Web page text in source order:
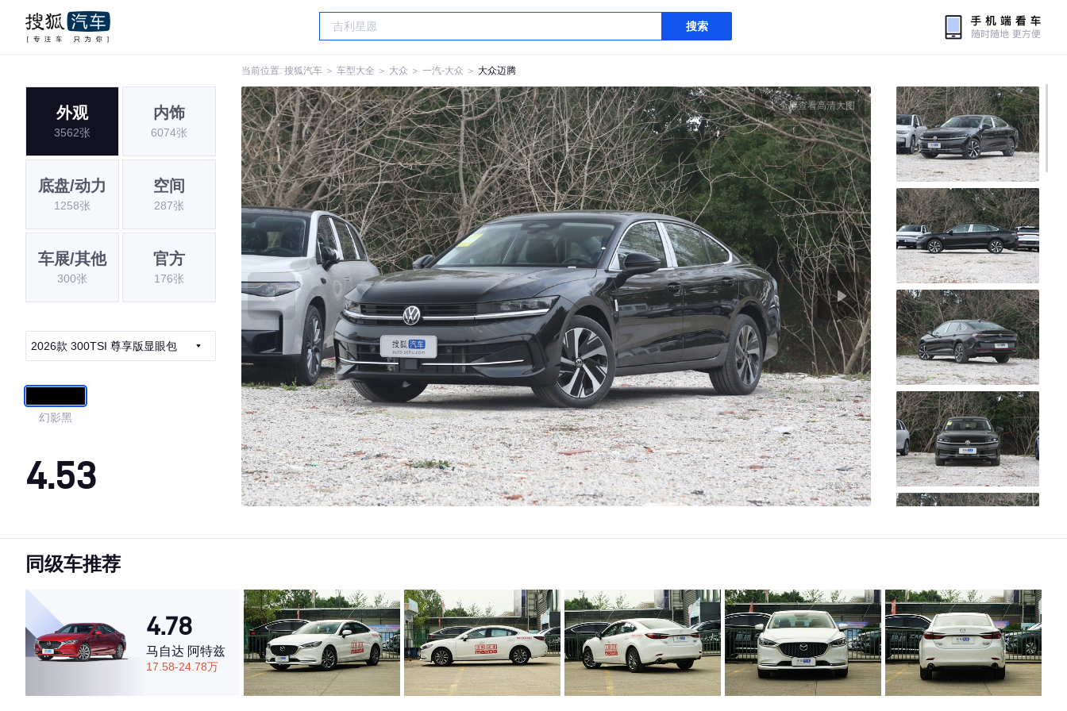
搜索
当前位置: 搜狐汽车 ＞ 车型大全 ＞ 大众 ＞ 一汽-大众 ＞ 大众迈腾
外观
3562张
内饰
6074张
底盘/动力
1258张
空间
287张
车展/其他
300张
官方
176张
2026款 300TSI 尊享版显眼包
幻影黑
4.53
·内饰表现一般，低于64%同级车
·空间表现较为优秀，优于76%同级车
全屏查看高清大图
同级车推荐
4.78
马自达 阿特兹
17.58-24.78万